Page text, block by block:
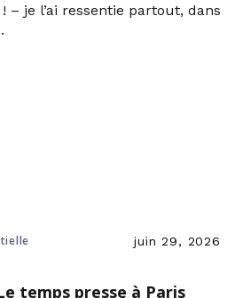
je l’ai ressentie partout, dans
juin 29, 2026
temps presse à Paris